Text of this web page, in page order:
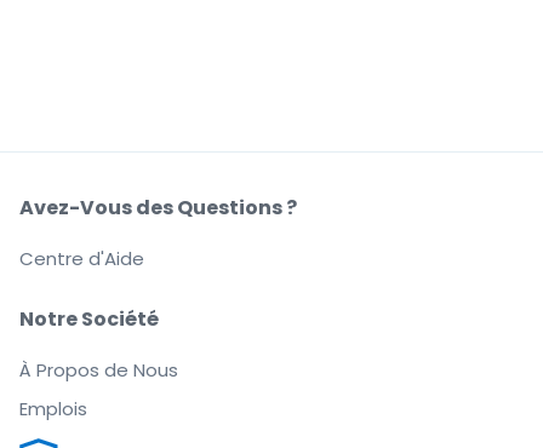
Notre Société
À Propos de Nous
Emplois
Avez-Vous des Questions ?
Centre d'Aide